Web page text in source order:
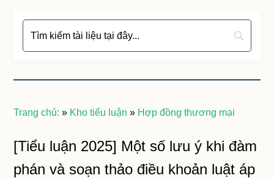
Trang chủ: » Kho tiểu luận » Hợp đồng thương mại
[Tiểu luận 2025] Một số lưu ý khi đàm
phán và soạn thảo điều khoản luật áp